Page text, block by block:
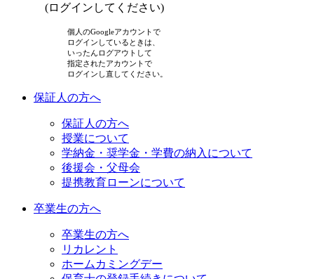
(ログインしてください)
個人のGoogleアカウントで
ログインしているときは、
いったんログアウトして
指定されたアカウントで
ログインし直してください。
保証人の方へ
保証人の方へ
授業について
学納金・奨学金・学費の納入について
後援会・父母会
提携教育ローンについて
卒業生の方へ
卒業生の方へ
リカレント
ホームカミングデー